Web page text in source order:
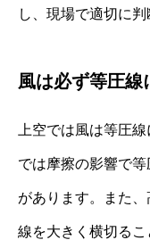
し、現場で適切に
風は必ず等圧
上空では風は等圧
では摩擦の影響で
があります。また
線を大きく横切る